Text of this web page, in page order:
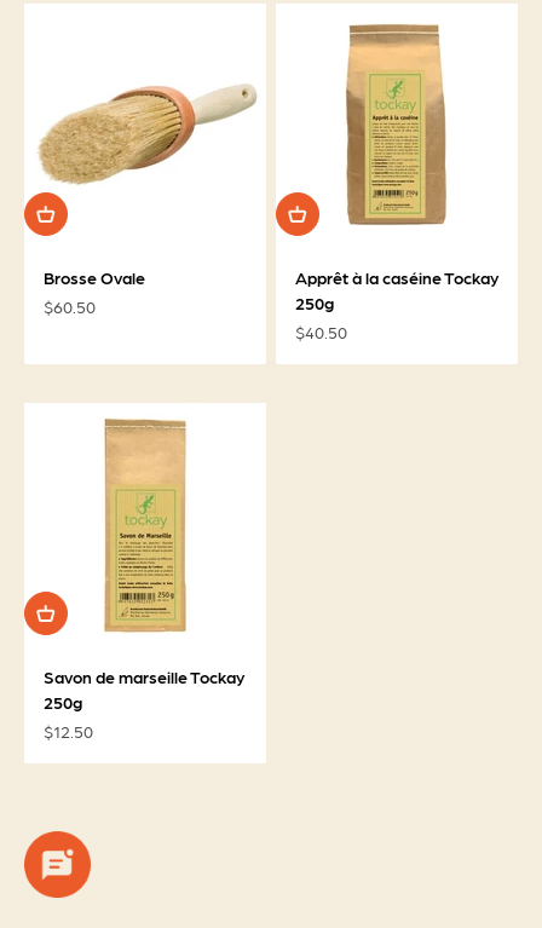
Brosse Ovale
Prix de vente
$60.50
Apprêt à la caséine Tockay
250g
Prix de vente
$40.50
Savon de marseille Tockay
250g
Prix de vente
$12.50